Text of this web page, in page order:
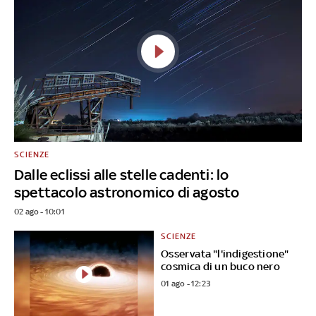
Dalle eclissi alle stelle cadenti: lo
spettacolo astronomico di agosto
SCIENZE
02 ago - 10:01
Osservata "l'indigestione"
cosmica di un buco nero
SCIENZE
01 ago - 12:23